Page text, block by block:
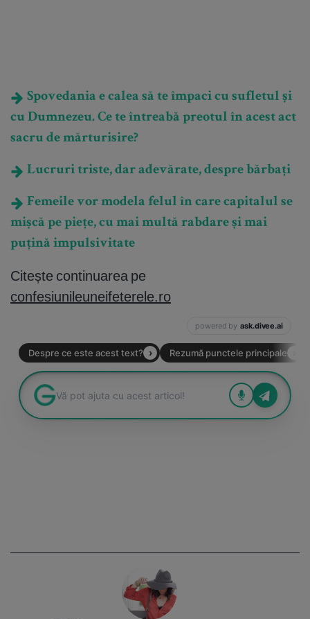
Spovedania e calea să te împaci cu sufletul și
cu Dumnezeu. Ce te întreabă preotul în acest act
sacru de mărturisire?
Lucruri triste, dar adevărate, despre bărbați
Femeile vor modela felul în care capitalul se
mișcă pe piețe, cu mai multă rabdare și mai
puțină impulsivitate
Citește continuarea pe
confesiunileuneifeterele.ro